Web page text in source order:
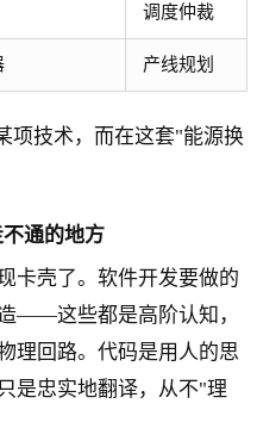
调度仲裁
产线规划
项技术，而在这套"能源换
通的地方
卡壳了。软件开发要做的
——这些都是高阶认知，
理回路。代码是用人的思
是忠实地翻译，从不"理